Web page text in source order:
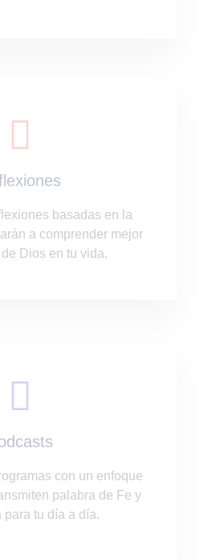
basadas en la
a comprender mejor
Dios en tu vida.
con un enfoque
palabra de Fe y
para tu día a día.